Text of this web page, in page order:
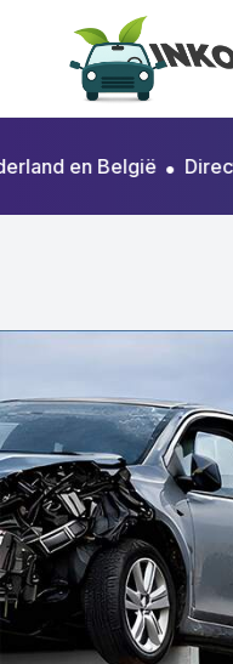
en België • Directe